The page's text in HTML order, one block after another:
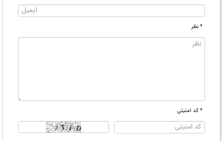
* نظر
* کد امنیتی